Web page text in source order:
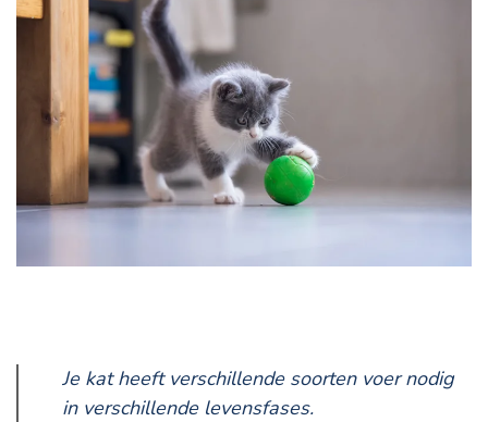
Je kat heeft verschillende soorten voer nodig
in verschillende levensfases.